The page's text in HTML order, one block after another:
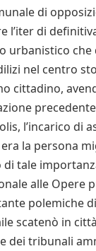
di
l’iter di
urbanistico che
nel centro
cittadino,
l’incarico di
era la persona
tale
alle Opere
polemiche
scatenò in
dei tribunali